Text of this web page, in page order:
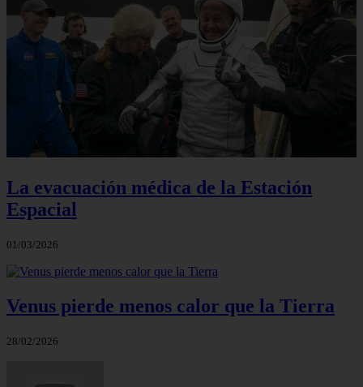
La evacuación médica de la Estación
Espacial
01/03/2026
Venus pierde menos calor que la Tierra
28/02/2026